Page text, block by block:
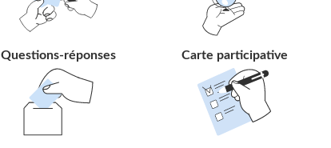
lien
Questions-réponses
lien
Carte participative
Suivre
le
lien
Suivre
le
lien